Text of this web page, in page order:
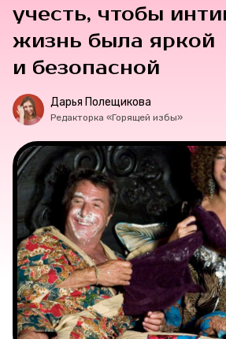
Тесты
Секспросвет
Великие женщины
Тренды
Рецепты
Ваши истории
Соцсети
учесть, чтобы
жизнь была яркой
и безопасной
Дарья Полещикова
Редакторка «Горящей избы»